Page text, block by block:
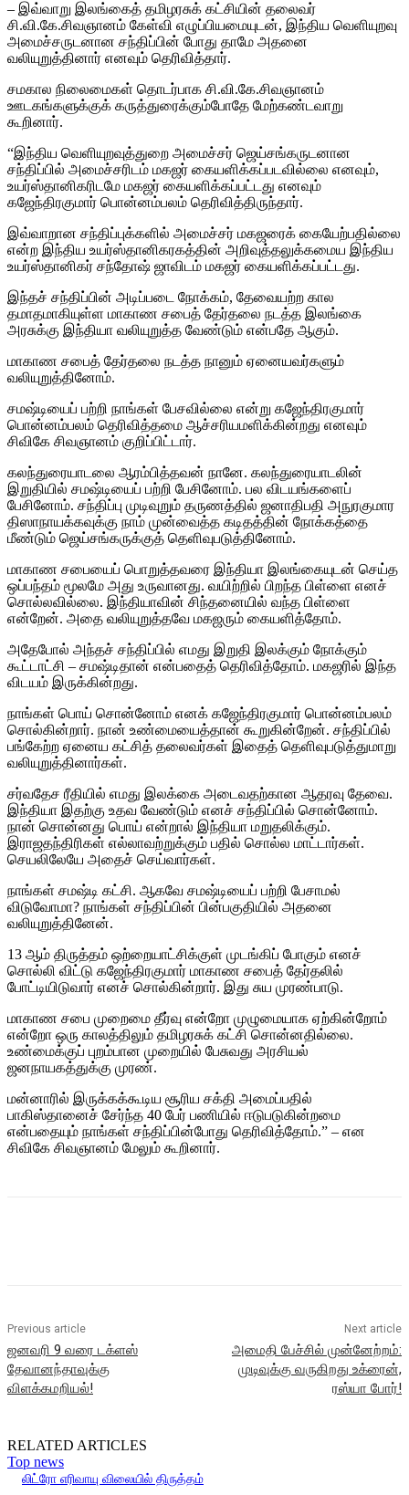
– இவ்வாறு இலங்கைத் தமிழரசுக் கட்சியின் தலைவர்
சி.வி.கே.சிவஞானம் கேள்வி எழுப்பியமையுடன், இந்திய வெளியுறவு
அமைச்சருடனான சந்திப்பின் போது தாமே அதனை
வலியுறுத்தினார் எனவும் தெரிவித்தார்.
சமகால நிலைமைகள் தொடர்பாக சி.வி.கே.சிவஞானம்
ஊடகங்களுக்குக் கருத்துரைக்கும்போதே மேற்கண்டவாறு
கூறினார்.
“இந்திய வெளியுறவுத்துறை அமைச்சர் ஜெய்சங்கருடனான
சந்திப்பில் அமைச்சரிடம் மகஜர் கையளிக்கப்படவில்லை எனவும்,
உயர்ஸ்தானிகரிடமே மகஜர் கையளிக்கப்பட்டது எனவும்
கஜேந்திரகுமார் பொன்னம்பலம் தெரிவித்திருந்தார்.
இவ்வாறான சந்திப்புக்களில் அமைச்சர் மகஜரைக் கையேற்பதில்லை
என்ற இந்திய உயர்ஸ்தானிகரகத்தின் அறிவுத்தலுக்கமைய இந்திய
உயர்ஸ்தானிகர் சந்தோஷ் ஜாவிடம் மகஜர் கையளிக்கப்பட்டது.
இந்தச் சந்திப்பின் அடிப்படை நோக்கம், தேவையற்ற கால
தமாதமாகியுள்ள மாகாண சபைத் தேர்தலை நடத்த இலங்கை
அரசுக்கு இந்தியா வலியுறுத்த வேண்டும் என்பதே ஆகும்.
மாகாண சபைத் தேர்தலை நடத்த நானும் ஏனையவர்களும்
வலியுறுத்தினோம்.
சமஷ்டியைப் பற்றி நாங்கள் பேசவில்லை என்று கஜேந்திரகுமார்
பொன்னம்பலம் தெரிவித்தமை ஆச்சரியமளிக்கின்றது எனவும்
சிவிகே சிவஞானம் குறிப்பிட்டார்.
கலந்துரையாடலை ஆரம்பித்தவன் நானே. கலந்துரையாடலின்
இறுதியில் சமஷ்டியைப் பற்றி பேசினோம். பல விடயங்களைப்
பேசினோம். சந்திப்பு முடிவுறும் தருணத்தில் ஜனாதிபதி அநுரகுமார
திஸாநாயக்கவுக்கு நாம் முன்வைத்த கடிதத்தின் நோக்கத்தை
மீண்டும் ஜெய்சங்கருக்குத் தெளிவுபடுத்தினோம்.
மாகாண சபையைப் பொறுத்தவரை இந்தியா இலங்கையுடன் செய்த
ஒப்பந்தம் மூலமே அது உருவானது. வயிற்றில் பிறந்த பிள்ளை எனச்
சொல்லவில்லை. இந்தியாவின் சிந்தனையில் வந்த பிள்ளை
என்றேன். அதை வலியுறுத்தவே மகஜரும் கையளித்தோம்.
அதேபோல் அந்தச் சந்திப்பில் எமது இறுதி இலக்கும் நோக்கும்
கூட்டாட்சி – சமஷ்டிதான் என்பதைத் தெரிவித்தோம். மகஜரில் இந்த
விடயம் இருக்கின்றது.
நாங்கள் பொய் சொன்னோம் எனக் கஜேந்திரகுமார் பொன்னம்பலம்
சொல்கின்றார். நான் உண்மையைத்தான் கூறுகின்றேன். சந்திப்பில்
பங்கேற்ற ஏனைய கட்சித் தலைவர்கள் இதைத் தெளிவுபடுத்துமாறு
வலியுறுத்தினார்கள்.
சர்வதேச ரீதியில் எமது இலக்கை அடைவதற்கான ஆதரவு தேவை.
இந்தியா இதற்கு உதவ வேண்டும் எனச் சந்திப்பில் சொன்னோம்.
நான் சொன்னது பொய் என்றால் இந்தியா மறுதலிக்கும்.
இராஜதந்திரிகள் எல்லாவற்றுக்கும் பதில் சொல்ல மாட்டார்கள்.
செயலிலேயே அதைச் செய்வார்கள்.
நாங்கள் சமஷ்டி கட்சி. ஆகவே சமஷ்டியைப் பற்றி பேசாமல்
விடுவோமா? நாங்கள் சந்திப்பின் பின்பகுதியில் அதனை
வலியுறுத்தினேன்.
13 ஆம் திருத்தம் ஒற்றையாட்சிக்குள் முடங்கிப் போகும் எனச்
சொல்லி விட்டு கஜேந்திரகுமார் மாகாண சபைத் தேர்தலில்
போட்டியிடுவார் எனச் சொல்கின்றார். இது சுய முரண்பாடு.
மாகாண சபை முறைமை தீர்வு என்றோ முழுமையாக ஏற்கின்றோம்
என்றோ ஒரு காலத்திலும் தமிழரசுக் கட்சி சொன்னதில்லை.
உண்மைக்குப் புறம்பான முறையில் பேசுவது அரசியல்
ஜனநாயகத்துக்கு முரண்.
மன்னாரில் இருக்கக்கூடிய சூரிய சக்தி அமைப்பதில்
பாகிஸ்தானைச் சேர்ந்த 40 பேர் பணியில் ஈடுபடுகின்றமை
என்பதையும் நாங்கள் சந்திப்பின்போது தெரிவித்தோம்.” – என
சிவிகே சிவஞானம் மேலும் கூறினார்.
Previous article
ஜனவரி 9 வரை டக்ளஸ்
தேவானந்தாவுக்கு
விளக்கமறியல்!
Next article
அமைதி பேச்சில் முன்னேற்றம்:
முடிவுக்கு வருகிறது உக்ரைன்,
ரஸ்யா போர்!
RELATED ARTICLES
Top news
லிட்ரோ எரிவாயு விலையில் திருத்தம்